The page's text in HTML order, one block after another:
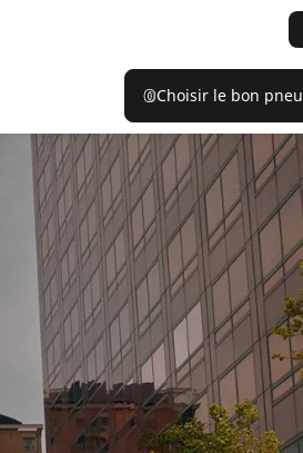
Choisir le bon pneu